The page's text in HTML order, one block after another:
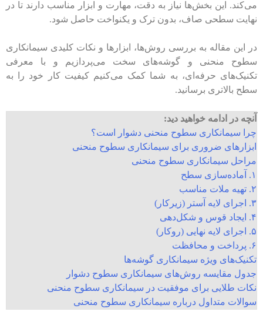
می‌کند. این بخش‌ها نیاز به دقت، مهارت و ابزار مناسب دارند تا در
نهایت سطحی صاف، بدون ترک و یکنواخت حاصل شود.
در این مقاله به بررسی روش‌ها، ابزارها و نکات کلیدی سیمانکاری
سطوح منحنی و گوشه‌های سخت می‌پردازیم و با معرفی
تکنیک‌های حرفه‌ای، به شما کمک می‌کنیم کیفیت کار خود را به
سطح بالاتری برسانید.
آنچه در ادامه خواهید دید:
چرا سیمانکاری سطوح منحنی دشوار است؟
ابزارهای ضروری برای سیمانکاری سطوح منحنی
مراحل سیمانکاری سطوح منحنی
۱. آماده‌سازی سطح
۲. تهیه ملات مناسب
۳. اجرای لایه آستر (زیرکار)
۴. ایجاد قوس و شکل‌دهی
۵. اجرای لایه نهایی (روکار)
۶. پرداخت و محافظت
تکنیک‌های ویژه سیمانکاری گوشه‌ها
جدول مقایسه روش‌های سیمانکاری سطوح دشوار
نکات طلایی برای موفقیت در سیمانکاری سطوح منحنی
سوالات متداول درباره سیمانکاری سطوح منحنی